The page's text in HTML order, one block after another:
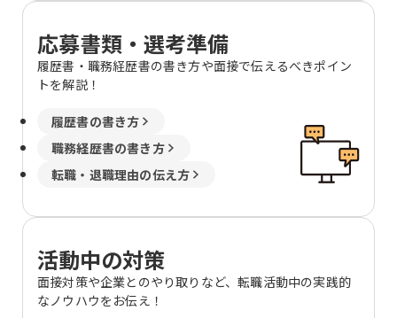
応募書類・選考準備
履歴書・職務経歴書の書き方や面接で伝えるべきポイン
トを解説！
履歴書の書き方
職務経歴書の書き方
転職・退職理由の伝え方
活動中の対策
面接対策や企業とのやり取りなど、転職活動中の実践的
なノウハウをお伝え！